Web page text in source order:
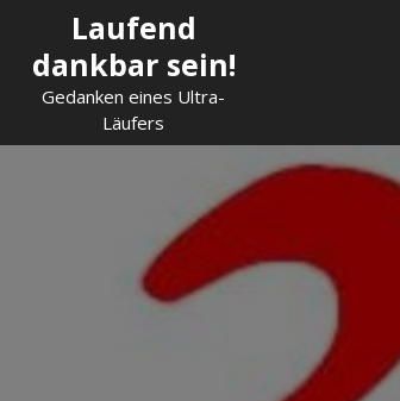
content
Laufend
dankbar sein!
Gedanken eines Ultra-
Läufers